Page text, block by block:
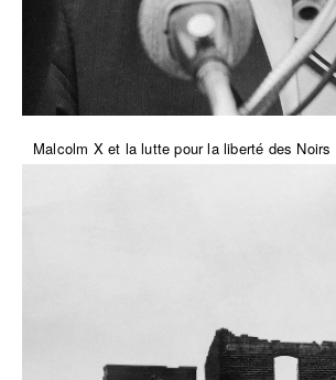
Malcolm X et la lutte pour la liberté des Noirs